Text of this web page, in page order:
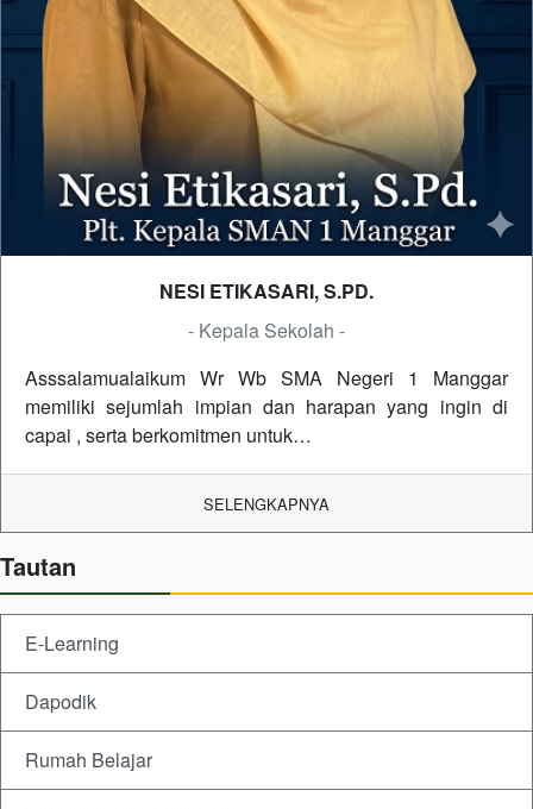
NESI ETIKASARI, S.PD.
- Kepala Sekolah -
Asssalamualaikum Wr Wb SMA Negeri 1 Manggar
memiliki sejumlah impian dan harapan yang ingin di
capai , serta berkomitmen untuk…
SELENGKAPNYA
Tautan
E-Learning
Dapodik
Rumah Belajar